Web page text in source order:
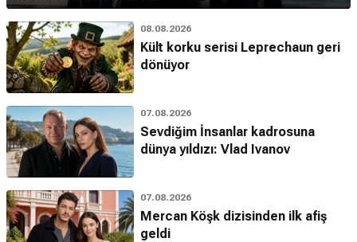
08.08.2026
Kült korku serisi Leprechaun geri
dönüyor
07.08.2026
Sevdiğim İnsanlar kadrosuna
dünya yıldızı: Vlad Ivanov
07.08.2026
Mercan Köşk dizisinden ilk afiş
geldi